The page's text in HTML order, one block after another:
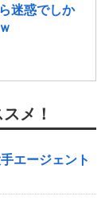
迷惑でしか
メ！
エージェント